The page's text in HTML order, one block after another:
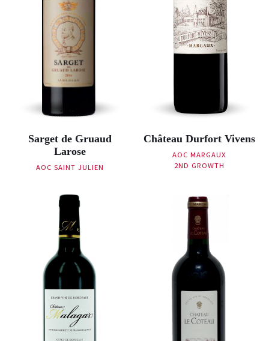
Sarget de Gruaud
Larose
AOC SAINT JULIEN
Château Durfort Vivens
AOC MARGAUX
2ND GROWTH